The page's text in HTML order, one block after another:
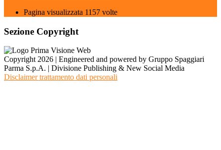
Pagina visualizzata 1157 volte
Sezione Copyright
Copyright 2026 | Engineered and powered by Gruppo Spaggiari
Parma S.p.A. | Divisione Publishing & New Social Media
Disclaimer trattamento dati personali